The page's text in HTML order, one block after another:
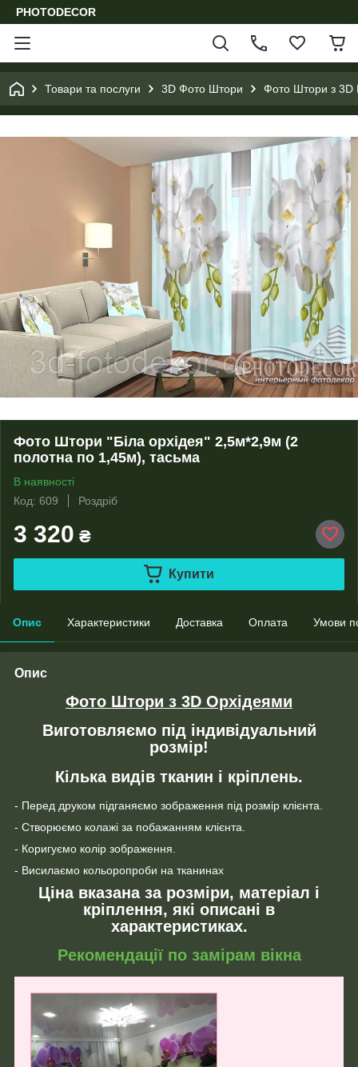
PHOTODECOR
Товари та послуги 3D Фото Штори Фото Штори з 3D
Фото Штори "Біла орхідея" 2,5м*2,9м (2
полотна по 1,45м), тасьма
В наявності
Код: 609
Роздріб
3 320 ₴
Купити
Опис Характеристики Доставка Оплата Умови
Опис
Фото Штори з 3D Орхідеями
Виготовляємо під індивідуальний
розмір!
Кілька видів тканин і кріплень.
- Перед друком підганяємо зображення під розмір клієнта.
- Створюємо колажі за побажанням клієнта.
- Коригуємо колір зображення.
- Висилаємо кольоропроби на тканинах
Ціна вказана за розміри, матеріал і
кріплення, які описані в
характеристиках.
Рекомендації по замірам вікна